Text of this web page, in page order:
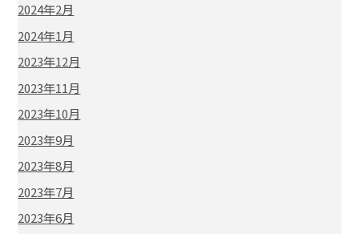
2024年2月
2024年1月
2023年12月
2023年11月
2023年10月
2023年9月
2023年8月
2023年7月
2023年6月